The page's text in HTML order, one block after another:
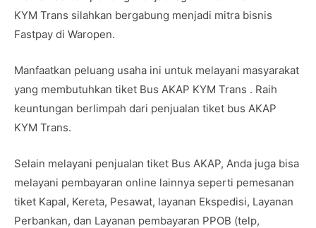
KYM Trans silahkan bergabung menjadi mitra bisnis
Fastpay di Waropen.
Manfaatkan peluang usaha ini untuk melayani masyarakat
yang membutuhkan tiket Bus AKAP KYM Trans . Raih
keuntungan berlimpah dari penjualan tiket bus AKAP
KYM Trans.
Selain melayani penjualan tiket Bus AKAP, Anda juga bisa
melayani pembayaran online lainnya seperti pemesanan
tiket Kapal, Kereta, Pesawat, layanan Ekspedisi, Layanan
Perbankan, dan Layanan pembayaran PPOB (telp,